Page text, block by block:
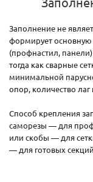
Заполнение не
формирует
(профнастил,
тогда как сварные
минимальной
опор, количество лаг
Способ крепления
саморезы — для
или скобы — для
— для готовых